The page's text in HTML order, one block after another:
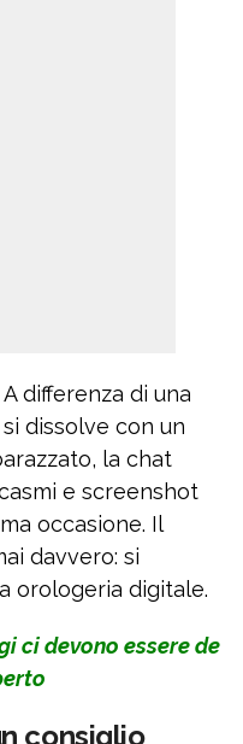
differenza di una
dissolve con un
la chat
e screenshot
occasione. Il
davvero: si
orologeria digitale.
ci devono essere de
consiglio